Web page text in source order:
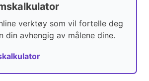
verktøy som vil fortelle deg
din avhengig av målene dine.